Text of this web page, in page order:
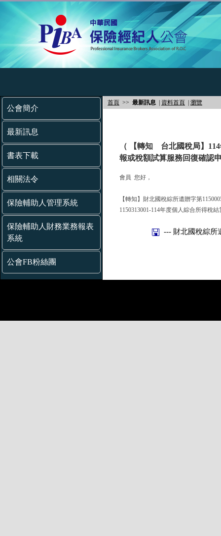
公會簡介
最新訊息
書表下載
相關法令
保險輔助人管理系統
保險輔助人財務業務報表
系統
公會FB粉絲團
首頁 >> 最新訊息 資料首頁 瀏覽
（ 【轉知 台北國稅局】
報或稅額試算服務回復確認
會員 您好，
【轉知】財北國稅綜所遺贈字第
1150313001-114年度個人綜合所得稅
--- 財北國稅綜